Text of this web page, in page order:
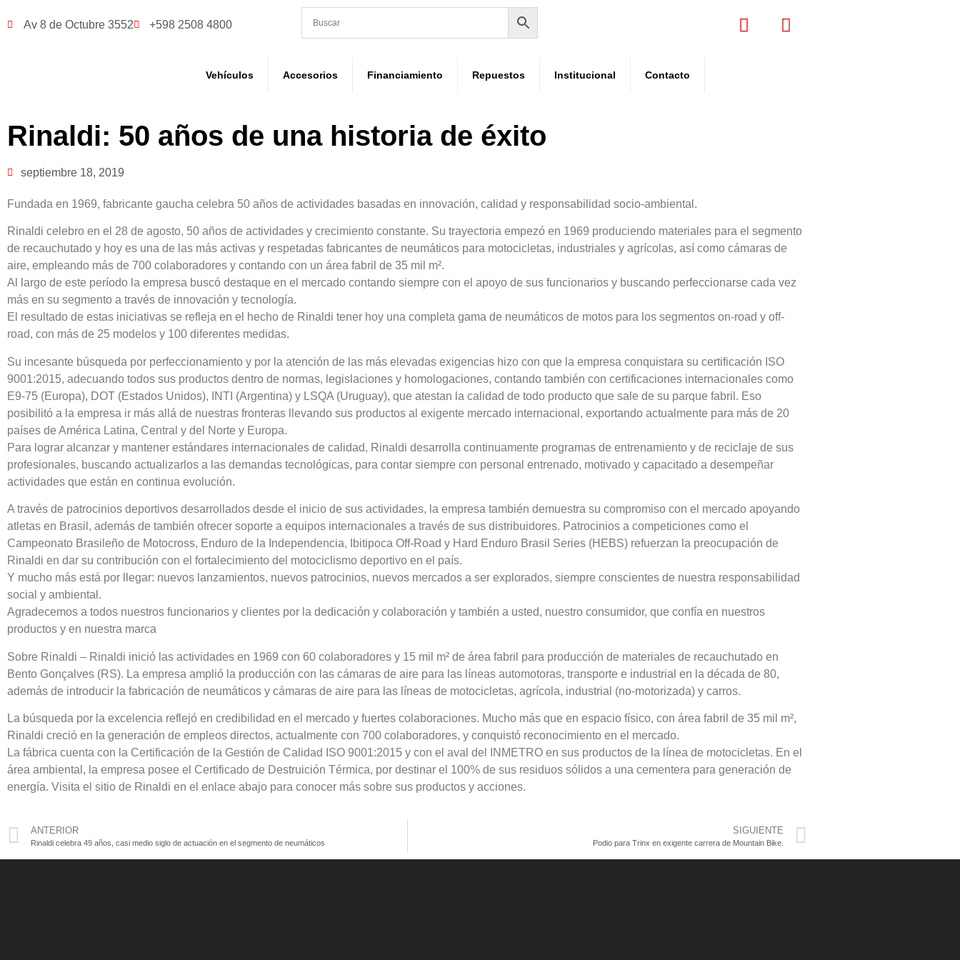
Av 8 de Octubre 3552 +598 2508 4800
Vehículos Accesorios Financiamiento Repuestos Institucional Contacto
Rinaldi: 50 años de una historia de éxito
septiembre 18, 2019
Fundada en 1969, fabricante gaucha celebra 50 años de actividades basadas en innovación, calidad y responsabilidad socio-ambiental.
Rinaldi celebro en el 28 de agosto, 50 años de actividades y crecimiento constante. Su trayectoria empezó en 1969 produciendo materiales para el segmento
de recauchutado y hoy es una de las más activas y respetadas fabricantes de neumáticos para motocicletas, industriales y agrícolas, así como cámaras de
aire, empleando más de 700 colaboradores y contando con un área fabril de 35 mil m².
Al largo de este período la empresa buscó destaque en el mercado contando siempre con el apoyo de sus funcionarios y buscando perfeccionarse cada vez
más en su segmento a través de innovación y tecnología.
El resultado de estas iniciativas se refleja en el hecho de Rinaldi tener hoy una completa gama de neumáticos de motos para los segmentos on-road y off-
road, con más de 25 modelos y 100 diferentes medidas.
Su incesante búsqueda por perfeccionamiento y por la atención de las más elevadas exigencias hizo con que la empresa conquistara su certificación ISO
9001:2015, adecuando todos sus productos dentro de normas, legislaciones y homologaciones, contando también con certificaciones internacionales como
E9-75 (Europa), DOT (Estados Unidos), INTI (Argentina) y LSQA (Uruguay), que atestan la calidad de todo producto que sale de su parque fabril. Eso
posibilitó a la empresa ir más allá de nuestras fronteras llevando sus productos al exigente mercado internacional, exportando actualmente para más de 20
países de América Latina, Central y del Norte y Europa.
Para lograr alcanzar y mantener estándares internacionales de calidad, Rinaldi desarrolla continuamente programas de entrenamiento y de reciclaje de sus
profesionales, buscando actualizarlos a las demandas tecnológicas, para contar siempre con personal entrenado, motivado y capacitado a desempeñar
actividades que están en continua evolución.
A través de patrocinios deportivos desarrollados desde el inicio de sus actividades, la empresa también demuestra su compromiso con el mercado apoyando
atletas en Brasil, además de también ofrecer soporte a equipos internacionales a través de sus distribuidores. Patrocinios a competiciones como el
Campeonato Brasileño de Motocross, Enduro de la Independencia, Ibitipoca Off-Road y Hard Enduro Brasil Series (HEBS) refuerzan la preocupación de
Rinaldi en dar su contribución con el fortalecimiento del motociclismo deportivo en el país.
Y mucho más está por llegar: nuevos lanzamientos, nuevos patrocinios, nuevos mercados a ser explorados, siempre conscientes de nuestra responsabilidad
social y ambiental.
Agradecemos a todos nuestros funcionarios y clientes por la dedicación y colaboración y también a usted, nuestro consumidor, que confía en nuestros
productos y en nuestra marca
Sobre Rinaldi – Rinaldi inició las actividades en 1969 con 60 colaboradores y 15 mil m² de área fabril para producción de materiales de recauchutado en
Bento Gonçalves (RS). La empresa amplió la producción con las cámaras de aire para las líneas automotoras, transporte e industrial en la década de 80,
además de introducir la fabricación de neumáticos y cámaras de aire para las líneas de motocicletas, agrícola, industrial (no-motorizada) y carros.
La búsqueda por la excelencia reflejó en credibilidad en el mercado y fuertes colaboraciones. Mucho más que en espacio físico, con área fabril de 35 mil m²,
Rinaldi creció en la generación de empleos directos, actualmente con 700 colaboradores, y conquistó reconocimiento en el mercado.
La fábrica cuenta con la Certificación de la Gestión de Calidad ISO 9001:2015 y con el aval del INMETRO en sus productos de la línea de motocicletas. En el
área ambiental, la empresa posee el Certificado de Destruición Térmica, por destinar el 100% de sus residuos sólidos a una cementera para generación de
energía. Visita el sitio de Rinaldi en el enlace abajo para conocer más sobre sus productos y acciones.
ANTERIOR
Rinaldi celebra 49 años, casi medio siglo de actuación en el segmento de neumáticos
SIGUIENTE
Podio para Trinx en exigente carrera de Mountain Bike.